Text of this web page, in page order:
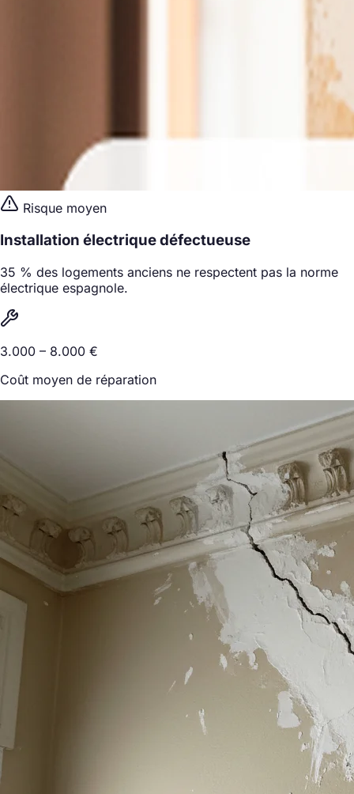
Risque moyen
Installation électrique défectueuse
35 % des logements anciens ne respectent pas la norme
électrique espagnole.
3.000 – 8.000 €
Coût moyen de réparation